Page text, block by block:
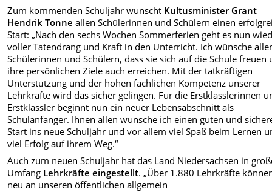
Zum kommenden Schuljahrwünscht Kultusminister Grant
Hendrik Tonne allen Schülerinnen und Schülern einen
Start: „Nach den sechs Wochen Sommerferien geht es nun
voller Tatendrang und Kraft in den Unterricht. Ich wünsche
Schülerinnen und Schülern, dass sie sich auf die Schule freuen
ihre persönlichen Ziele auch erreichen. Mit der tatkräftigen
Unterstützung und der hohen fachlichen Kompetenz unserer
Lehrkräfte wird das sicher gelingen. Für die Erstklässlerinnen
Erstklässler beginnt nun ein neuer Lebensabschnitt als
Schulanfänger. Ihnen allen wünsche ich einen guten und
Start ins neue Schuljahr und vor allem viel Spaß beim Lernen
viel Erfolg auf ihrem Weg.“
Auch zum neuen Schuljahr hat das Land Niedersachsen in
Umfang Lehrkräfte eingestellt. „Über 1.880 Lehrkräfte
neu an unseren öffentlichen allgemein